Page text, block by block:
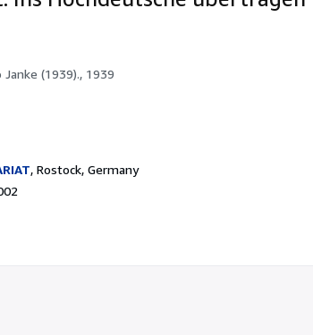
(1939)., 1939
, Rostock, Germany